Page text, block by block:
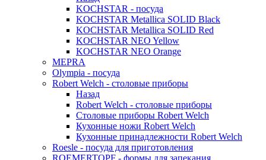
KOCHSTAR - посуда
KOCHSTAR Metallica SOLID Black
KOCHSTAR Metallica SOLID Red
KOCHSTAR NEO Yellow
KOCHSTAR NEO Orange
MEPRA
Olympia - посуда
Robert Welch - столовые приборы
Назад
Robert Welch - столовые приборы
Столовые приборы Robert Welch
Кухонные ножи Robert Welch
Кухонные принадлежности Robert Welch
Roesle - посуда для приготовления
ROEMERTOPF - формы для запекания